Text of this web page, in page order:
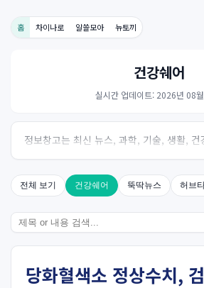
홈 차이나로 알쓸모아 뉴토끼
건강쉐어
실시간 업데이트: 2026년 08
정보창고는 최신 뉴스, 과학, 기술, 생활,
한 신뢰성 있는 정보를 제공하는 온
전체 보기 건강쉐어 뚝딱뉴스 허브
당화혈색소 정상수치,